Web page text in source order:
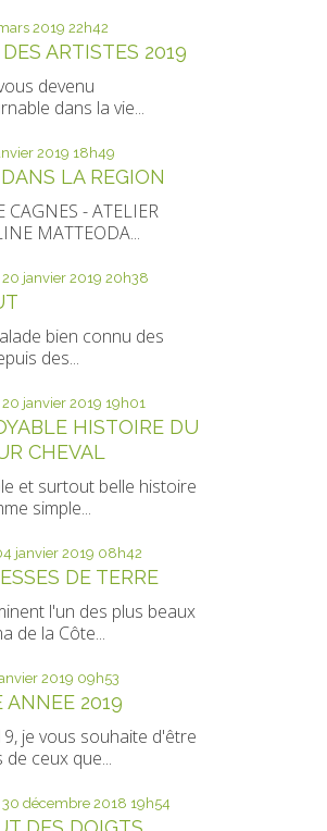
2019 22h42
ARTISTES 2019
devenu
dans la vie...
2019 18h49
LA REGION
CAGNES - ATELIER
MATTEODA...
janvier 2019 20h38
bien connu des
des...
janvier 2019 19h01
HISTOIRE DU
CHEVAL
et surtout belle histoire
simple...
janvier 2019 08h42
DE TERRE
l'un des plus beaux
de la Côte...
2019 09h53
ANNEE 2019
je vous souhaite d'être
ceux que...
décembre 2018 19h54